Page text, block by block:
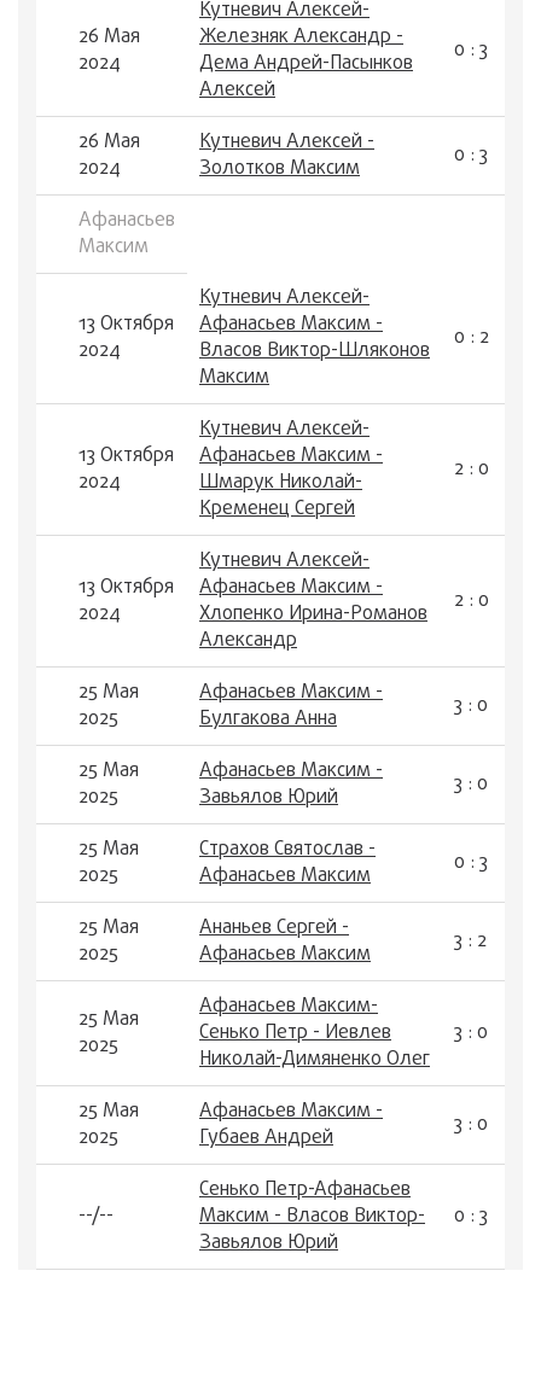
26 Мая
2024
Кутневич Алексей-
Железняк Александр -
Дема Андрей-Пасынков
Алексей
0 : 3
26 Мая
2024
Кутневич Алексей -
Золотков Максим
0 : 3
Афанасьев
Максим
13 Октября
2024
Кутневич Алексей-
Афанасьев Максим -
Власов Виктор-Шляконов
Максим
0 : 2
13 Октября
2024
Кутневич Алексей-
Афанасьев Максим -
Шмарук Николай-
Кременец Сергей
2 : 0
13 Октября
2024
Кутневич Алексей-
Афанасьев Максим -
Хлопенко Ирина-Романов
Александр
2 : 0
25 Мая
2025
Афанасьев Максим -
Булгакова Анна
3 : 0
25 Мая
2025
Афанасьев Максим -
Завьялов Юрий
3 : 0
25 Мая
2025
Страхов Святослав -
Афанасьев Максим
0 : 3
25 Мая
2025
Ананьев Сергей -
Афанасьев Максим
3 : 2
25 Мая
2025
Афанасьев Максим-
Сенько Петр - Иевлев
Николай-Димяненко Олег
3 : 0
25 Мая
2025
Афанасьев Максим -
Губаев Андрей
3 : 0
--/--
Сенько Петр-Афанасьев
Максим - Власов Виктор-
Завьялов Юрий
0 : 3